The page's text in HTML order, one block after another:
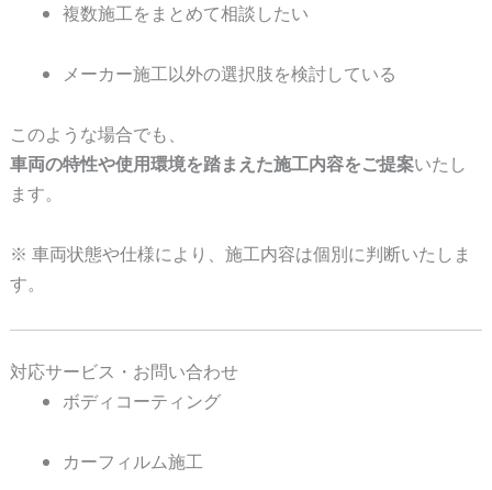
複数施工をまとめて相談したい
メーカー施工以外の選択肢を検討している
このような場合でも、
車両の特性や使用環境を踏まえた施工内容をご提案いたし
ます。
※ 車両状態や仕様により、施工内容は個別に判断いたしま
す。
対応サービス・お問い合わせ
ボディコーティング
カーフィルム施工